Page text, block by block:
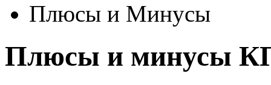
Плюсы и Минусы
Плюсы и минусы